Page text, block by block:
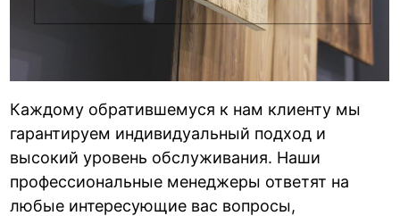
Каждому обратившемуся к нам клиенту мы
гарантируем индивидуальный подход и
высокий уровень обслуживания. Наши
профессиональные менеджеры ответят на
любые интересующие вас вопросы,